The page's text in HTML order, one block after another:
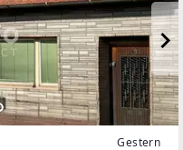
Gestern